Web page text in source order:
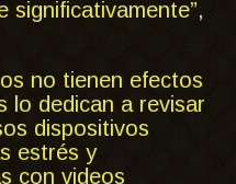
significativamente”,
no tienen efectos
lo dedican a revisar
dispositivos
estrés y
con videos